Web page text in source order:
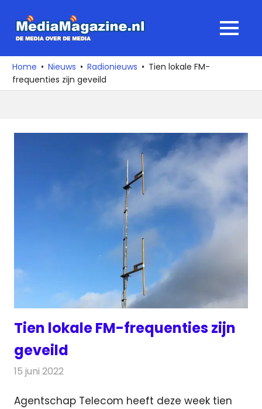
naar
media
over
de
MENU
Home Nieuws Radionieuws
Tien lokale FM-
frequenties zijn geveild
Tien lokale FM-frequenties zijn
geveild
15 juni 2022
Agentschap Telecom heeft deze week tien